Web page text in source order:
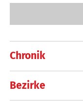
Chronik
Bezirke